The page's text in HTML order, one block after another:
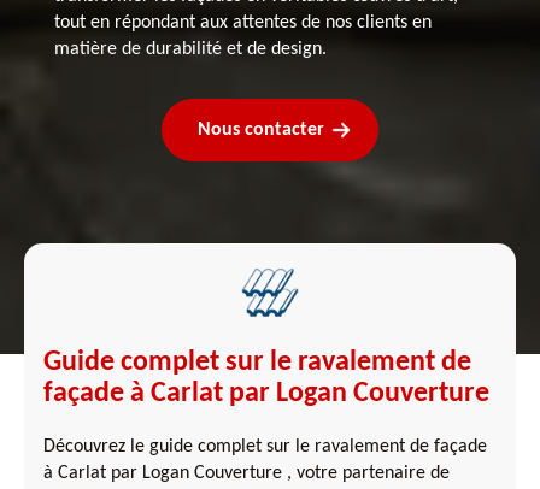
tout en répondant aux attentes de nos clients en
matière de durabilité et de design.
Nous contacter
Guide complet sur le ravalement de
façade à Carlat par Logan Couverture
Découvrez le guide complet sur le ravalement de façade
à Carlat par Logan Couverture , votre partenaire de